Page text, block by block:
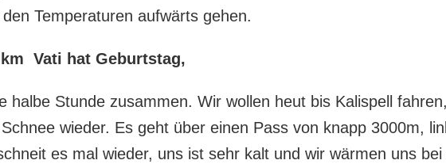
Temperaturen aufwärts gehen.
Vati hat Geburtstag,
halbe Stunde zusammen. Wir wollen heut bis Kalispell
wieder. Es geht über einen Pass von knapp 3000m,
es mal wieder, uns ist sehr kalt und wir wärmen uns